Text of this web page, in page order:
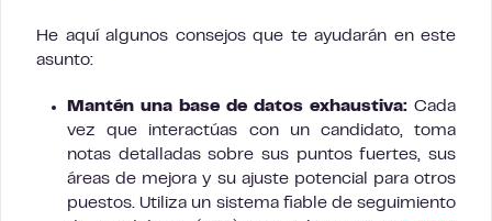
He aquí algunos consejos que te ayudarán en este
asunto:
Mantén una base de datos exhaustiva: Cada
vez que interactúas con un candidato, toma
notas detalladas sobre sus puntos fuertes, sus
áreas de mejora y su ajuste potencial para otros
puestos. Utiliza un sistema fiable de seguimiento